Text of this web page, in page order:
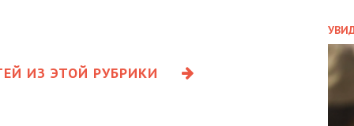
ИЗ ЭТОЙ РУБРИКИ